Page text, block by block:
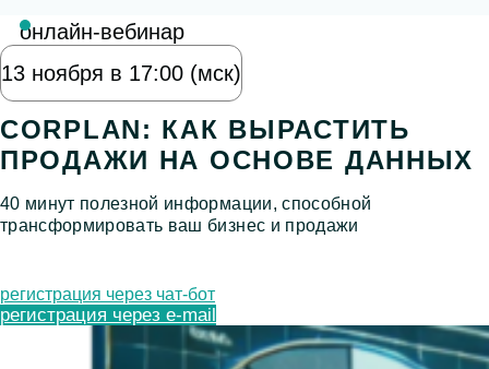
13 ноября в 17:00 (мск)
онлайн-вебинар
CORPLAN: КАК ВЫРАСТИТЬ
ПРОДАЖИ НА ОСНОВЕ ДАННЫХ
40 минут полезной информации, способной
трансформировать ваш бизнес и продажи
регистрация через чат-бот
регистрация через e-mail